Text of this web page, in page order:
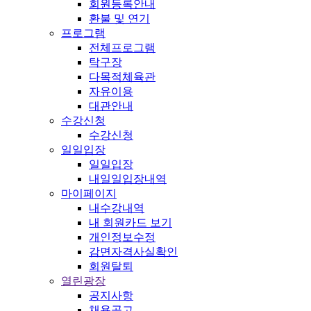
회원등록안내
환불 및 연기
프로그램
전체프로그램
탁구장
다목적체육관
자유이용
대관안내
수강신청
수강신청
일일입장
일일입장
내일일입장내역
마이페이지
내수강내역
내 회원카드 보기
개인정보수정
감면자격사실확인
회원탈퇴
열린광장
공지사항